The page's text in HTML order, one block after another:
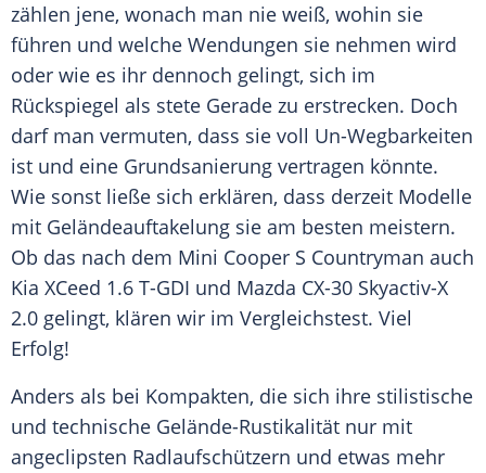
zählen jene, wonach man nie weiß, wohin sie
führen und welche Wendungen sie nehmen wird
oder wie es ihr dennoch gelingt, sich im
Rückspiegel als stete Gerade zu erstrecken. Doch
darf man vermuten, dass sie voll Un-Wegbarkeiten
ist und eine Grundsanierung vertragen könnte.
Wie sonst ließe sich erklären, dass derzeit Modelle
mit Geländeauftakelung sie am besten meistern.
Ob das nach dem Mini Cooper S Countryman auch
Kia XCeed 1.6 T-GDI und Mazda CX-30 Skyactiv-X
2.0 gelingt, klären wir im Vergleichstest. Viel
Erfolg!
Anders als bei Kompakten, die sich ihre stilistische
und technische Gelände-Rustikalität nur mit
angeclipsten Radlaufschützern und etwas mehr